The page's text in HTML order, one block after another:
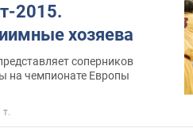
2015.
хозяева
соперников
на чемпионате Европы
т.